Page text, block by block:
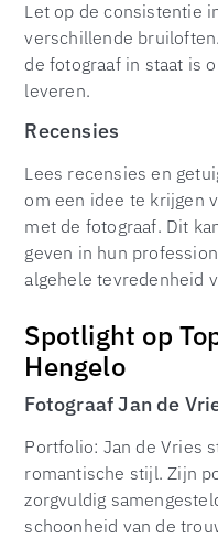
Let op de consistentie
verschillende
de fotograaf in staat is
leveren.
Recensies
Lees recensies en
om een idee te krijgen
met de fotograaf. Dit
geven in hun
algehele tevredenheid
Spotlight op
Hengelo
Fotograaf Jan de
Portfolio: Jan de Vries
romantische stijl. Zijn
zorgvuldig
schoonheid van de